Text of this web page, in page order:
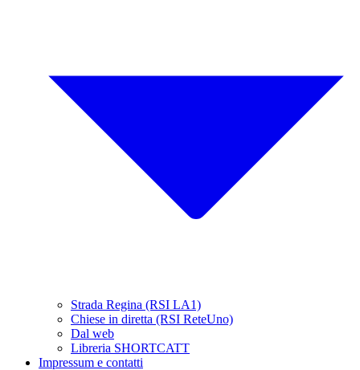
Strada Regina (RSI LA1)
Chiese in diretta (RSI ReteUno)
Dal web
Libreria SHORTCATT
Impressum e contatti